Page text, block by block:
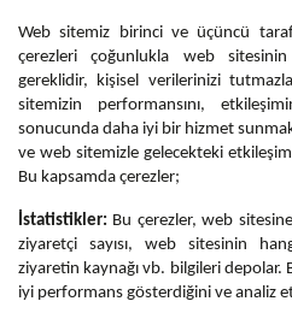
Web sitemiz birinci ve üçüncü
çerezleri çoğunlukla web
gereklidir, kişisel verilerinizi
sitemizin performansını,
sonucunda daha iyi bir hizmet sunmak
ve web sitemizle gelecekteki
Bu kapsamda çerezler;
İstatistikler: Bu çerezler, web
ziyaretçi sayısı, web sitesinin
ziyaretin kaynağı vb. bilgileri
iyi performans gösterdiğini ve analiz